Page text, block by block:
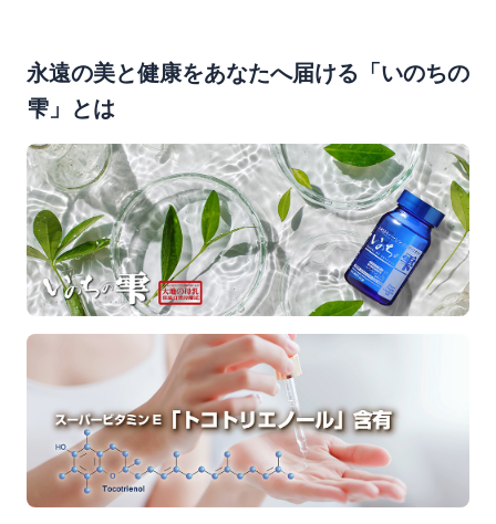
永遠の美と健康をあなたへ届ける「いのちの
雫」とは